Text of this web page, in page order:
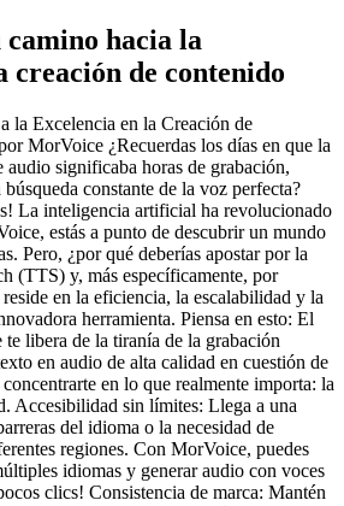
hacia la
creación de contenido
la Excelencia en la Creación de
MorVoice ¿Recuerdas los días en que la
audio significaba horas de grabación,
constante de la voz perfecta?
La inteligencia artificial ha revolucionado
estás a punto de descubrir un mundo
Pero, ¿por qué deberías apostar por la
(TTS) y, más específicamente, por
en la eficiencia, la escalabilidad y la
herramienta. Piensa en esto: El
libera de la tiranía de la grabación
en audio de alta calidad en cuestión de
en lo que realmente importa: la
Accesibilidad sin límites: Llega a una
del idioma o la necesidad de
regiones. Con MorVoice, puedes
idiomas y generar audio con voces
clics! Consistencia de marca: Mantén